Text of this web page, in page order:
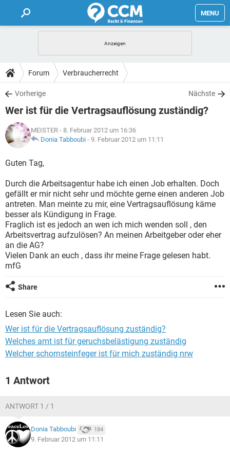
MENU
FORUM
TIPPS
Forum Verbraucherrecht
Vorherige Nächste
Wer ist für die Vertragsauflösung zuständig?
MEISTER - 8. Februar 2012 um 16:36
Donia Tabboubi - 9. Februar 2012 um 11:11
Guten Tag,
Durch die Arbeitsagentur habe ich einen Job erhalten. Doch
gefällt er mir nicht sehr und möchte gerne einen anderen Job
antreten. Man meinte zu mir, eine Vertragsauflösung käme
besser als Kündigung in Frage.
Fraglich ist es jedoch an wen ich mich wenden soll , den
Arbeitsvertrag aufzulösen? An meinen Arbeitgeber oder eher
an die AG?
Vielen Dank an euch , dass ihr meine Frage gelesen habt.
mfG
Share
Lesen Sie auch:
Wer ist für die Vertragsauflösung zuständig?
Welches amt ist für geruchsbelästigung zuständig
Welcher schornsteinfeger ist für mich zuständig nrw
1 Antwort
ANTWORT 1 / 1
Donia Tabboubi 184
9. Februar 2012 um 11:11